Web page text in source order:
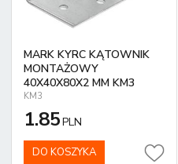
MARK KYRC KĄTOWNIK
MONTAŻOWY
40X40X80X2 MM KM3
KM3
1.85PLN
DO KOSZYKA